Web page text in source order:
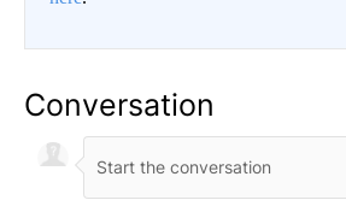
Conversation